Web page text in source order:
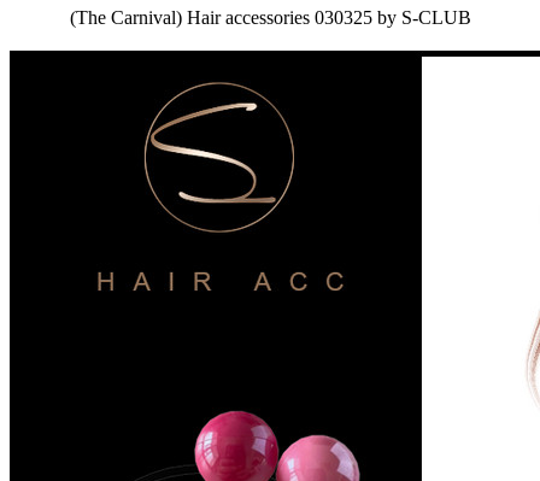
(The Carnival) Hair accessories 030325 by S-CLUB